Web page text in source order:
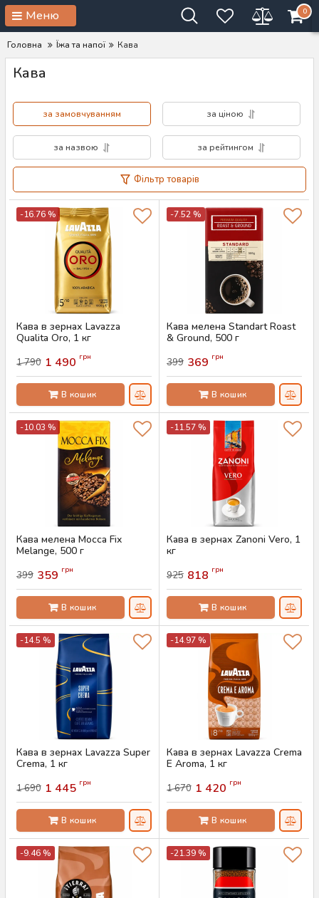
Меню 0
Головна Їжа та напої Кава
Кава
за замовчуванням за ціною
за назвою за рейтингом
Фільтр товарів
-16.76 %
Кава в зернах Lavazza
Qualita Oro, 1 кг
1 790 1 490 грн
В кошик
-7.52 %
Кава мелена Standart Roast
& Ground, 500 г
399 369 грн
В кошик
-10.03 %
Кава мелена Mocca Fix
Melange, 500 г
399 359 грн
В кошик
-11.57 %
Кава в зернах Zanoni Vero, 1
кг
925 818 грн
В кошик
-14.5 %
Кава в зернах Lavazza Super
Crema, 1 кг
1 690 1 445 грн
В кошик
-14.97 %
Кава в зернах Lavazza Crema
E Aroma, 1 кг
1 670 1 420 грн
В кошик
-9.46 % -21.39 %